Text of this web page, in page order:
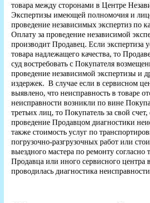
товара между сторонами в Центре
Экспертизы имеющей полномочия и
проведение независимых экспертиз по
Оплату за проведение независимой
производит Продавец. Если экспертиза
товара надлежащего качества, то
суд востребовать с Покупателя
проведение независимой экспертизы и
издержек. В случае если в сервисном
выявлено, что неисправность в товаре
неисправности возникли по вине
третьих лиц, то Покупатель за свой счет,
проведение Продавцом диагностики
также стоимость услуг по
погрузочно-разгрузочных работ или
выездного мастера по ремонту согласно
Продавца или иного сервисного центра
проводилась диагностика